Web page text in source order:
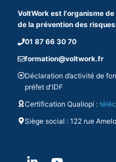
VoltWork est l'organisme
de la prévention des
01 87 66 30 70
formation@voltwork.fr
Déclaration d’activité de
préfet d'IDF
Certification Qualiopi :
Siège social : 122 rue